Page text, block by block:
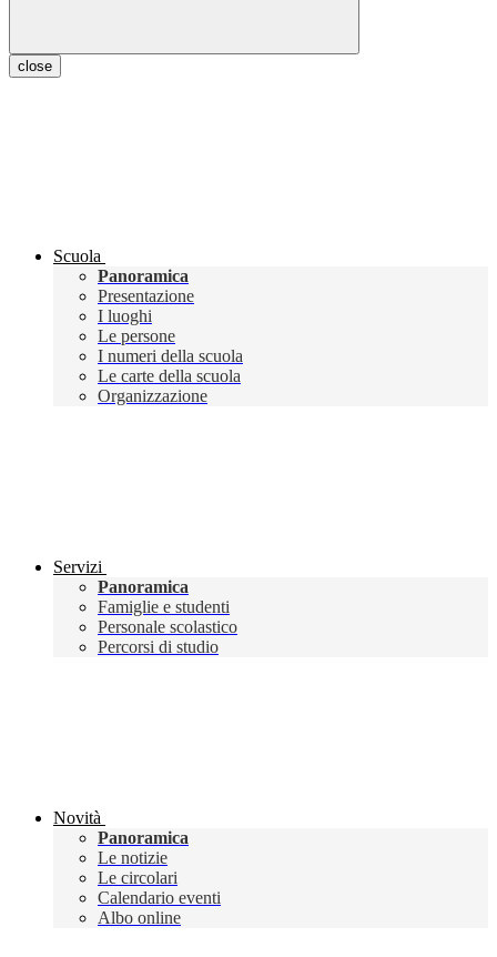
close
Scuola
Panoramica
Presentazione
I luoghi
Le persone
I numeri della scuola
Le carte della scuola
Organizzazione
Servizi
Panoramica
Famiglie e studenti
Personale scolastico
Percorsi di studio
Novità
Panoramica
Le notizie
Le circolari
Calendario eventi
Albo online